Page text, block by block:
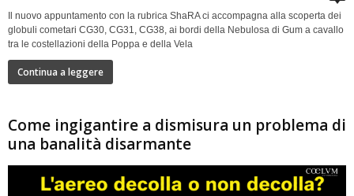
Il nuovo appuntamento con la rubrica ShaRA ci accompagna alla scoperta dei
globuli cometari CG30, CG31, CG38, ai bordi della Nebulosa di Gum a cavallo
tra le costellazioni della Poppa e della Vela
Continua a leggere
Come ingigantire a dismisura un problema di
una banalità disarmante